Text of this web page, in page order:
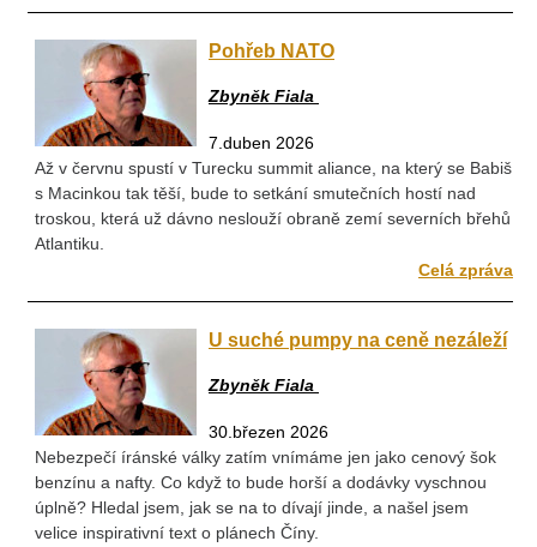
Pohřeb NATO
Zbyněk Fiala
7.duben 2026
Až v červnu spustí v Turecku summit aliance, na který se Babiš
s Macinkou tak těší, bude to setkání smutečních hostí nad
troskou, která už dávno neslouží obraně zemí severních břehů
Atlantiku.
Celá zpráva
U suché pumpy na ceně nezáleží
Zbyněk Fiala
30.březen 2026
Nebezpečí íránské války zatím vnímáme jen jako cenový šok
benzínu a nafty. Co když to bude horší a dodávky vyschnou
úplně? Hledal jsem, jak se na to dívají jinde, a našel jsem
velice inspirativní text o plánech Číny.